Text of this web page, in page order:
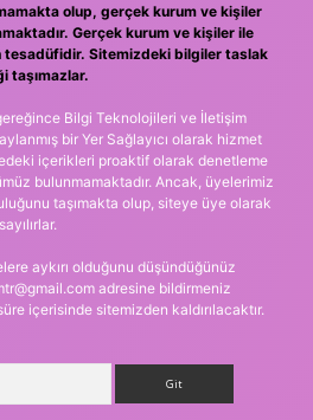
olup, gerçek kurum ve kişiler
Gerçek kurum ve kişiler ile
tesadüfidir. Sitemizdeki bilgiler taslak
taşımazlar.
Bilgi Teknolojileri ve İletişim
bir Yer Sağlayıcı olarak hizmet
içerikleri proaktif olarak denetleme
bulunmamaktadır. Ancak, üyelerimiz
taşımakta olup, siteye üye olarak
aykırı olduğunu düşündüğünüz
adresine bildirmeniz
içerisinde sitemizden kaldırılacaktır.